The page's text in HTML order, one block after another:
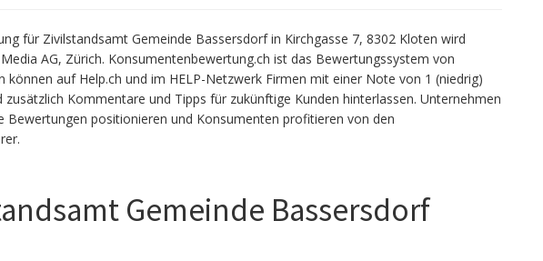
für Zivilstandsamt Gemeinde Bassersdorf in Kirchgasse 7, 8302 Kloten wird
AG, Zürich. Konsumentenbewertung.ch ist das Bewertungssystem von
können auf Help.ch und im HELP-Netzwerk Firmen mit einer Note von 1 (niedrig)
Kommentare und Tipps für zukünftige Kunden hinterlassen. Unternehmen
Bewertungen positionieren und Konsumenten profitieren von den
Gemeinde Bassersdorf